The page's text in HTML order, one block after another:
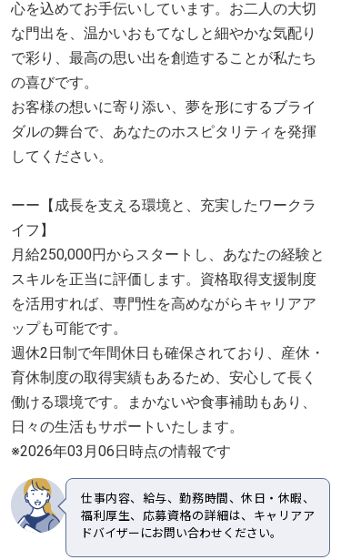
心を込めてお手伝いしています。お二人の大切
な門出を、温かいおもてなしと細やかな気配り
で彩り、最高の思い出を創造することが私たち
の喜びです。
お客様の想いに寄り添い、夢を形にするブライ
ダルの舞台で、あなたのホスピタリティを発揮
してください。
ーー【成長を支える環境と、充実したワークラ
イフ】
月給250,000円からスタートし、あなたの経験と
スキルを正当に評価します。資格取得支援制度
を活用すれば、専門性を高めながらキャリアア
ップも可能です。
週休2日制で年間休日も確保されており、産休・
育休制度の取得実績もあるため、安心して長く
働ける環境です。まかないや食事補助もあり、
日々の生活もサポートいたします。
※2026年03月06日時点の情報です
仕事内容、給与、勤務時間、休日・休暇、
福利厚生、応募資格の詳細は、キャリアア
ドバイザーにお問い合わせください。